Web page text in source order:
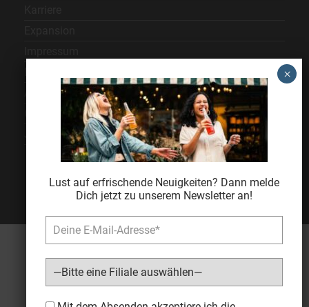
Lust auf erfrischende Neuigkeiten? Dann melde
Dich jetzt zu unserem Newsletter an!
Cookie Einstellungen
Jugendschutz